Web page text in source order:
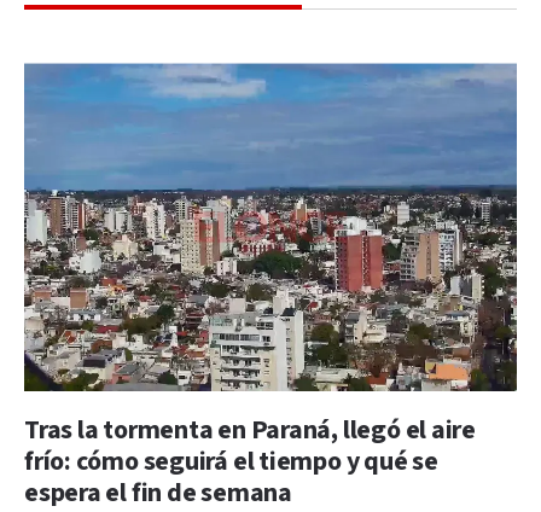
Tras la tormenta en Paraná, llegó el aire
frío: cómo seguirá el tiempo y qué se
espera el fin de semana